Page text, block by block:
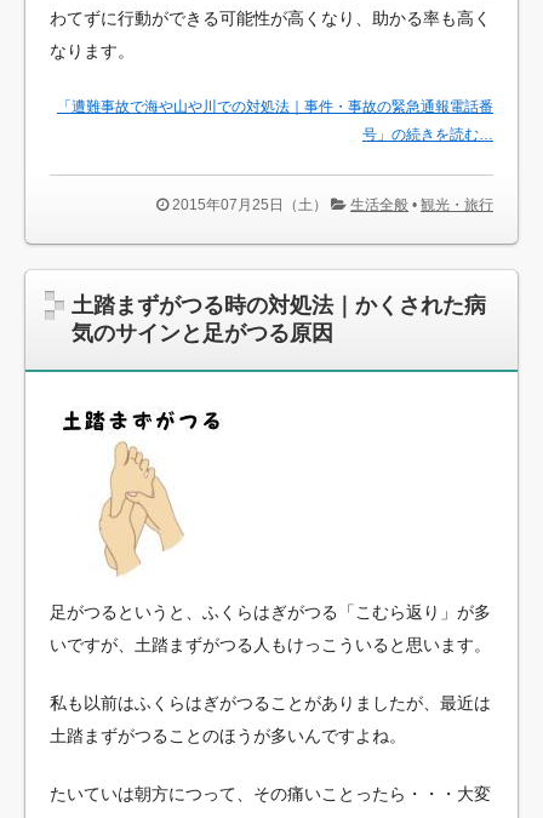
わてずに行動ができる可能性が高くなり、助かる率も高く
なります。
「遭難事故で海や山や川での対処法｜事件・事故の緊急通報電話番
号」の続きを読む…
2015年07月25日（土） 生活全般 • 観光・旅行
土踏まずがつる時の対処法｜かくされた病
気のサインと足がつる原因
足がつるというと、ふくらはぎがつる「こむら返り」が多
いですが、土踏まずがつる人もけっこういると思います。
私も以前はふくらはぎがつることがありましたが、最近は
土踏まずがつることのほうが多いんですよね。
たいていは朝方につって、その痛いことったら・・・大変